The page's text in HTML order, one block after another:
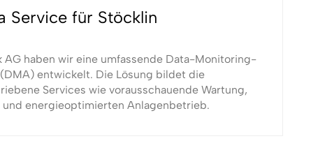
Service für Stöcklin
AG haben wir eine umfassende Data-Monitoring-
entwickelt. Die Lösung bildet die
Services wie vorausschauende Wartung,
energieoptimierten Anlagenbetrieb.